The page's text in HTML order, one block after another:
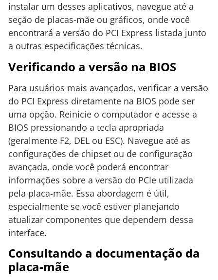
instalar um desses aplicativos, navegue até a
seção de placas-mãe ou gráficos, onde você
encontrará a versão do PCI Express listada junto
a outras especificações técnicas.
Verificando a versão na BIOS
Para usuários mais avançados, verificar a versão
do PCI Express diretamente na BIOS pode ser
uma opção. Reinicie o computador e acesse a
BIOS pressionando a tecla apropriada
(geralmente F2, DEL ou ESC). Navegue até as
configurações de chipset ou de configuração
avançada, onde você poderá encontrar
informações sobre a versão do PCIe utilizada
pela placa-mãe. Essa abordagem é útil,
especialmente se você estiver planejando
atualizar componentes que dependem dessa
interface.
Consultando a documentação da
placa-mãe